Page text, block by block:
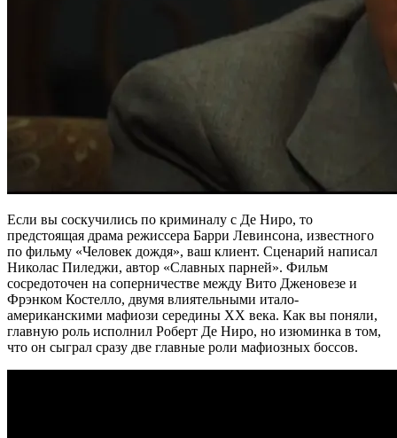
Если вы соскучились по криминалу с Де Ниро, то
предстоящая драма режиссера Барри Левинсона, известного
по фильму «Человек дождя», ваш клиент. Сценарий написал
Николас Пиледжи, автор «Славных парней». Фильм
сосредоточен на соперничестве между Вито Дженовезе и
Фрэнком Костелло, двумя влиятельными итало-
американскими мафиози середины XX века. Как вы поняли,
главную роль исполнил Роберт Де Ниро, но изюминка в том,
что он сыграл сразу две главные роли мафиозных боссов.